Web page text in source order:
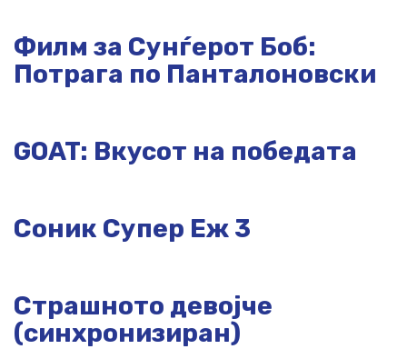
Филм за Сунѓерот Боб:
Потрага по Панталоновски
GOAT: Вкусот на победата
Соник Супер Еж 3
Страшното девојче
(синхронизиран)